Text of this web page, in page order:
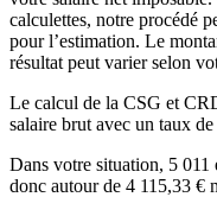
calculettes, notre procédé
pour l’estimation. Le
résultat peut varier selon
Le calcul de la CSG et
salaire brut avec un taux
Dans votre situation, 5 011
donc autour de 4 115,33 €